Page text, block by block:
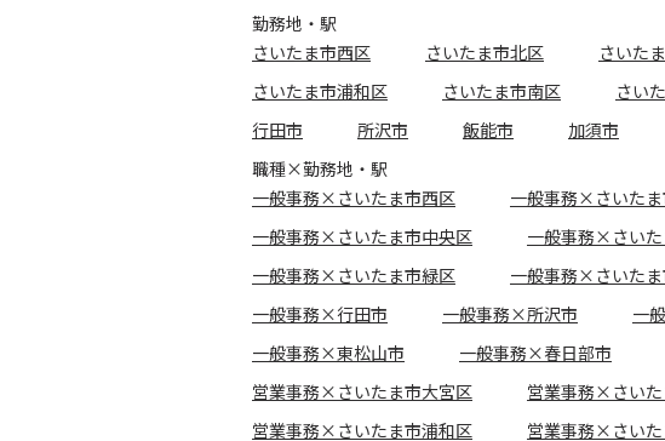
勤務地・駅
さいたま市西区
さいたま市北区 さいた
さいたま市浦和区
さいたま市南区 さい
行田市
所沢市 飯能市 加須市
職種×勤務地・駅
一般事務×さいたま市西区
一般事務×さいた
一般事務×さいたま市中央区
一般事務×さい
一般事務×さいたま市緑区
一般事務×さいた
一般事務×行田市
一般事務×所沢市 一
一般事務×東松山市
一般事務×春日部市
営業事務×さいたま市大宮区
営業事務×さい
営業事務×さいたま市浦和区
営業事務×さい